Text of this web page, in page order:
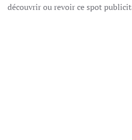
découvrir ou revoir ce spot